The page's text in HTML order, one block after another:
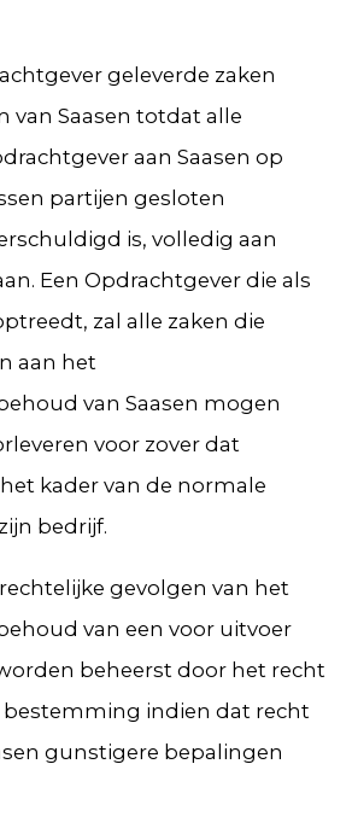
geleverde zaken
van Saasen totdat alle
aan Saasen op
partijen gesloten
is, volledig aan
Een Opdrachtgever die als
zal alle zaken die
aan het
van Saasen mogen
voor zover dat
kader van de normale
bedrijf.
gevolgen van het
van een voor uitvoer
beheerst door het recht
bestemming indien dat recht
gunstigere bepalingen